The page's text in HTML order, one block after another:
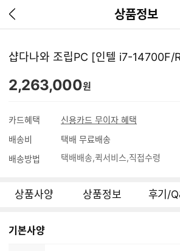
상품정보
이
지
기
샵다나와 조립PC [인텔 i7-
2,263,000원
카드혜택
신용카드 무이자 혜택
배송비
택배 무료배송
배송방법
택배배송 퀵서비스 직접수령
상품사양 상품정보 후기/
기본사양